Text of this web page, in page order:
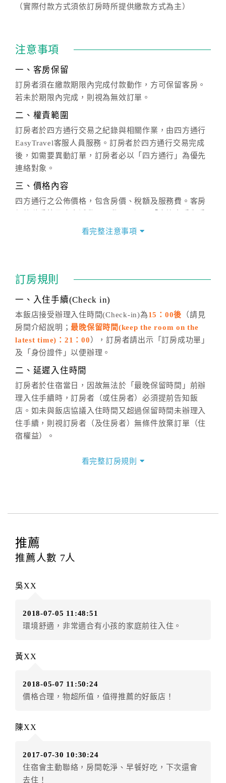
（實際付款方式須依訂房時所提供繳款方式為主）
注意事項
一、客房保留
訂房者須在繳款期限內完成付款動作，方可保留客房。
若未於期限內完成，則視為無效訂單。
二、權責範圍
訂房者於四方通行交易之紀錄與相關作業，由四方通行
EasyTravel客服人員服務。訂房者於四方通行交易完成
後，如需要異動訂單，訂房者必以「四方通行」為優先
連絡對象。
三、價格內容
四方通行之公佈價格，包含房價、稅額及服務費。客房
價」之當日價格為標準。
話方式異動訂單。
※非客服時間之申辦異動，皆為次日計算及辦理。
五、客服時間
週一至週日，上午9:00～晚上6:00
六、聯絡方式
(07)9682715 。
看完整注意事項
訂房規則
一、入住手續(Check in)
本飯店接受辦理入住時間(Check-in)為15：00後 （請見
房間介紹說明；最晚保留時間(keep the room on the
latest time)：21：00 ），訂房者請出示「訂房成功單」
及「身份證件」以便辦理。
二、延遲入住時間
訂房者於住宿當日，因故無法於「最晚保留時間」前辦
理入住手續時，訂房者（或住房者）必須提前告知飯
店。如未與飯店協議入住時間又超過保留時間未辦理入
住手續，則視訂房者（及住房者）無條件放棄訂單（住
宿權益）。
四、訂單異動
提出申辦不得異動訂單。
每筆訂單異動限定
辦理取消退款。
房者應補足差額。（限原訂飯店）
房者不得要求退其差額。（限原訂飯店）
額3個月
．訂房者使用「保留住宿金額」時，請注意！為避免飯
店客滿，敬請及早計畫，如逾時未提出申辦，視同無條
．每筆訂單異動限定乙次，限原訂飯店，異動完成後不
訂房者應補足差額。 限原訂飯店
．訂單異動後，訂單費用總計小於原訂單費用總計時，
看完整訂房規則
推薦
推薦人數 7人
吳XX
2018-07-05 11:48:51
環境舒適，非常適合有小孩的家庭前往入住。
黃XX
2018-05-07 11:50:24
價格合理，物超所值，值得推薦的好飯店！
陳XX
2017-07-30 10:30:24
住宿會主動聯絡，房間乾淨、早餐好吃，下次還會
去住！